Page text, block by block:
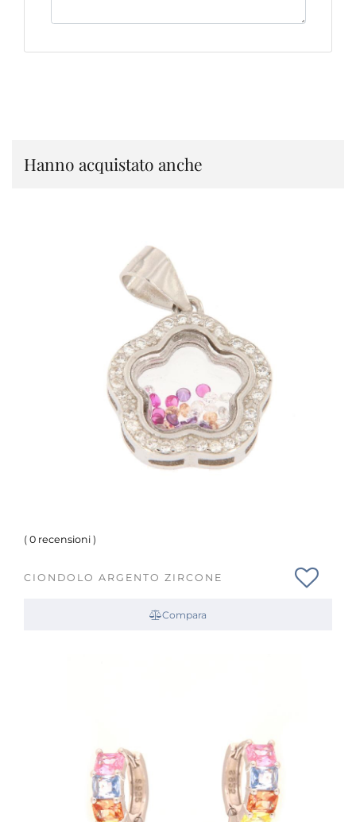
Hanno acquistato anche
( 0 recensioni )
CIONDOLO ARGENTO ZIRCONE
Compara